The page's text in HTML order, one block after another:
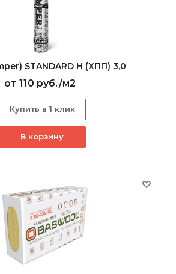
STANDARD Н (ХПП) 3,0
от 110 руб./м2
Купить в 1 клик
В корзину